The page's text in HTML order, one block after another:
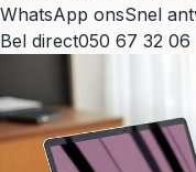
WhatsApp onsSnel
Bel direct050 67 32 06